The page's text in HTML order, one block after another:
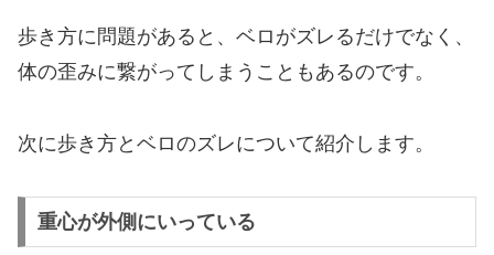
歩き方に問題があると、ベロがズレるだけでなく、
体の歪みに繋がってしまうこともあるのです。
次に歩き方とベロのズレについて紹介します。
重心が外側にいっている